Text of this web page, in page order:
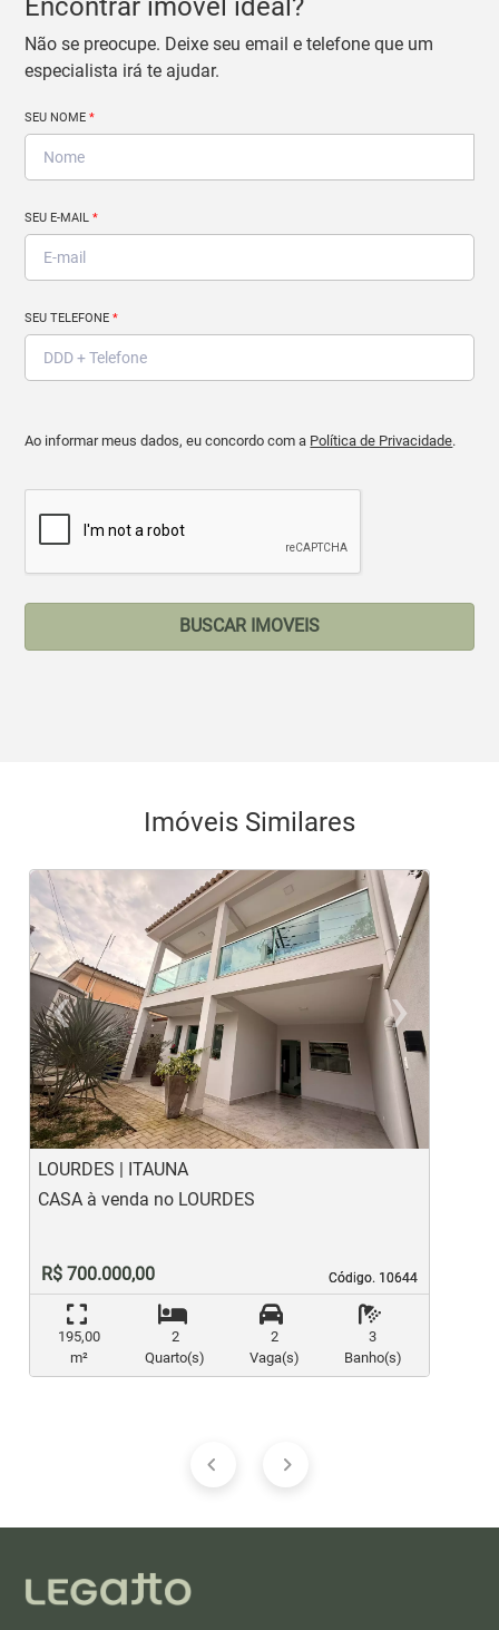
Encontrar imóvel ideal?
Não se preocupe. Deixe seu email e telefone que um
especialista irá te ajudar.
SEU NOME*
SEU E-MAIL*
SEU TELEFONE*
Ao informar meus dados, eu concordo com a Política de Privacidade.
BUSCAR IMOVEIS
Imóveis Similares
‹
Previous
›
LOURDES | ITAUNA
Código. 10644
Código. 10644
CASA à venda no LOURDES
R$ 700.000,00
195,00
m²
2
Quarto(s)
2
Vaga(s)
3
Banho(s)